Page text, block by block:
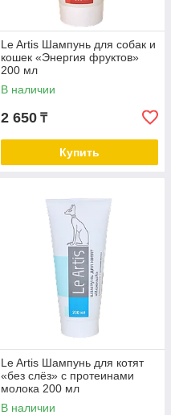
Le Artis Шампунь для собак и
кошек «Энергия фруктов»
200 мл
В наличии
2 650 ₸
Купить
Le Artis Шампунь для котят
«без слёз» с протеинами
молока 200 мл
В наличии